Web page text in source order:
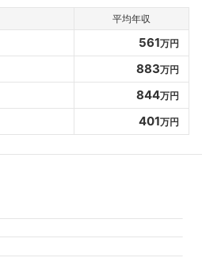
平均年収
561万円
883万円
844万円
401万円